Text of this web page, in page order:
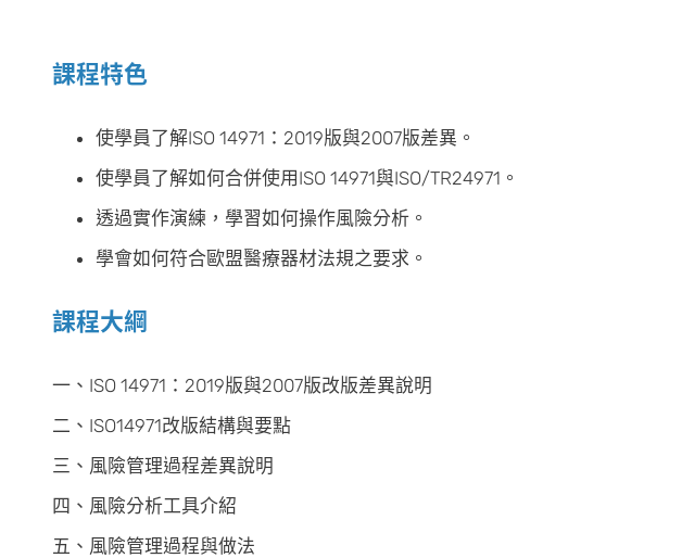
課程特色
使學員了解ISO 14971：2019版與2007版差異。
使學員了解如何合併使用ISO 14971與ISO/TR24971。
透過實作演練，學習如何操作風險分析。
學會如何符合歐盟醫療器材法規之要求。
課程大綱
一、ISO 14971：2019版與2007版改版差異說明
二、ISO14971改版結構與要點
三、風險管理過程差異說明
四、風險分析工具介紹
五、風險管理過程與做法